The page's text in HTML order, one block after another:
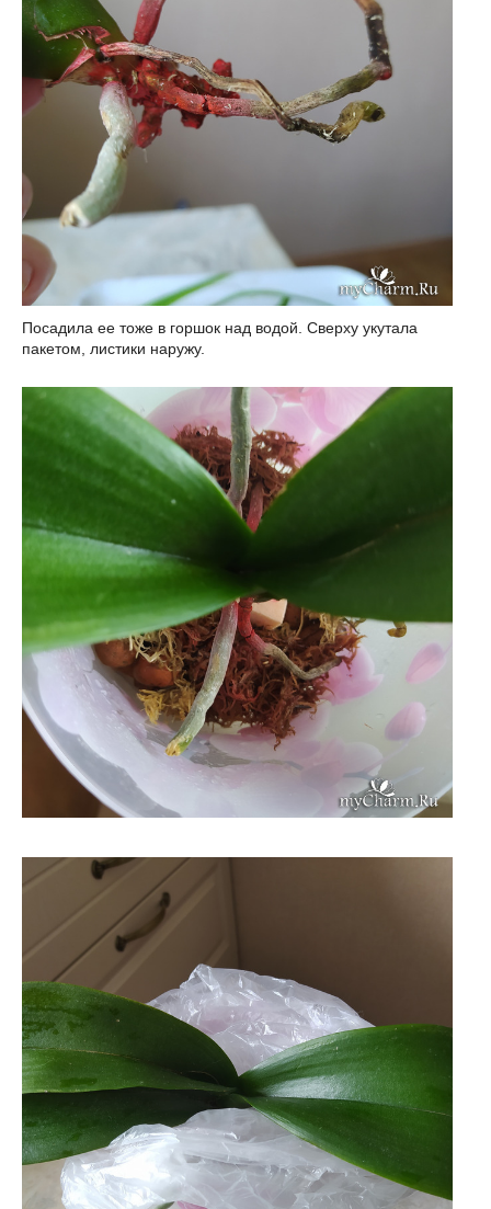
Посадила ее тоже в горшок над водой. Сверху укутала
пакетом, листики наружу.